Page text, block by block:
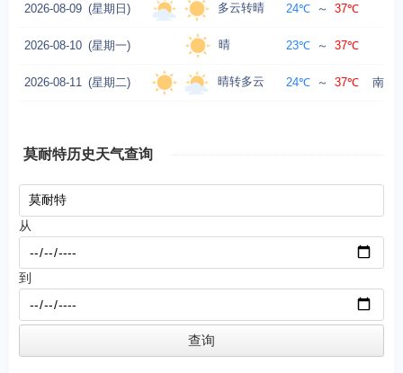
2026-08-09 (星期日) 多云转晴 24℃ ～ 37℃
2026-08-10 (星期一) 晴 23℃ ～ 37℃
2026-08-11 (星期二) 晴转多云 24℃ ～ 37℃ 南风
莫耐特历史天气查询
从
到